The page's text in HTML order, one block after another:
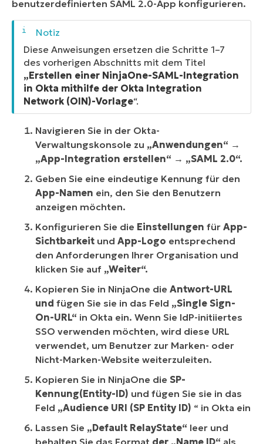
benutzerdefinierten SAML 2.0-App konfigurieren.
Diese Anweisungen ersetzen die Schritte 1–7
des vorherigen Abschnitts mit dem Titel
„Erstellen einer NinjaOne-SAML-Integration
in Okta mithilfe der Okta Integration
Network (OIN)-Vorlage“.
Navigieren Sie in der Okta-
Verwaltungskonsole zu „Anwendungen“ →
„App-Integration erstellen“ → „SAML 2.0“.
Geben Sie eine eindeutige Kennung für den
App-Namen ein, den Sie den Benutzern
anzeigen möchten.
Konfigurieren Sie die Einstellungen für App-
Sichtbarkeit und App-Logo entsprechend
den Anforderungen Ihrer Organisation und
klicken Sie auf „Weiter“.
Kopieren Sie in NinjaOne die Antwort-URL
und fügen Sie sie in das Feld „Single Sign-
On-URL“ in Okta ein. Wenn Sie IdP-initiiertes
SSO verwenden möchten, wird diese URL
verwendet, um Benutzer zur Marken- oder
Nicht-Marken-Website weiterzuleiten.
Kopieren Sie in NinjaOne die SP-
Kennung(Entity-ID) und fügen Sie sie in das
Feld „Audience URI (SP Entity ID) “ in Okta ein
Lassen Sie „Default RelayState“ leer und
behalten Sie das Format der „Name ID“ als